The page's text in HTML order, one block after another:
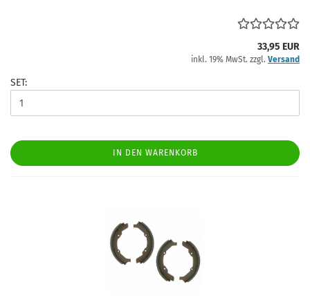
33,95 EUR
inkl. 19% MwSt. zzgl. Versand
SET:
IN DEN WARENKORB